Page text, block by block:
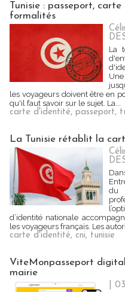
Tunisie : passeport,
formalités
La
les voyageurs doivent être en
qu'il faut savoir sur le sujet. La...
carte d'identité, passeport,
La Tunisie rétablit la
du
d’identité nationale
les voyageurs français. Les
carte d'identité, cni, tunisie
ViteMonpasseport
mairie
|